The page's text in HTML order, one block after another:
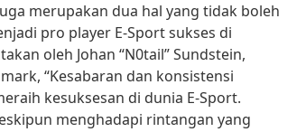
merupakan dua hal yang tidak boleh
pro player E-Sport sukses di
oleh Johan “N0tail” Sundstein,
“Kesabaran dan konsistensi
kesuksesan di dunia E-Sport.
menghadapi rintangan yang